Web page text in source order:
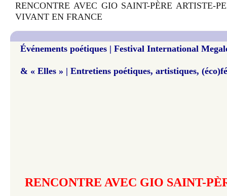
RENCONTRE AVEC GIO SAINT-PÈRE ARTISTE-
VIVANT EN FRANCE
Événements poétiques | Festival International
& « Elles » | Entretiens poétiques, artistiques,
RENCONTRE AVEC GIO SAINT-